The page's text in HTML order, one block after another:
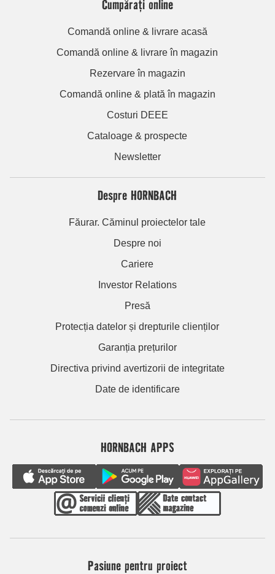
Cumpărați online
Comandă online & livrare acasă
Comandă online & livrare în magazin
Rezervare în magazin
Comandă online & plată în magazin
Costuri DEEE
Cataloage & prospecte
Newsletter
Despre HORNBACH
Făurar. Căminul proiectelor tale
Despre noi
Cariere
Investor Relations
Presă
Protecția datelor și drepturile clienților
Garanția prețurilor
Directiva privind avertizorii de integritate
Date de identificare
HORNBACH APPS
Pasiune pentru proiect